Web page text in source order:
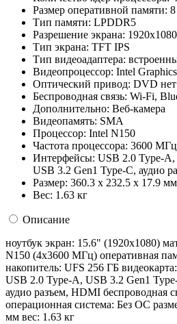
Размер оперативной памяти:
Тип памяти: LPDDR5
Разрешение экрана: 1920x1080
Тип экрана: TFT IPS
Тип видеоадаптера:
Видеопроцессор: Intel Graphics
Оптический привод: DVD нет
Беспроводная связь: Wi-Fi,
Дополнительно: Веб-камера
Видеопамять: SMA
Процессор: Intel N150
Частота процессора: 3600 МГц
Интерфейсы: USB 2.0 Type-
USB 3.2 Gen1 Type-C, аудио
Размер: 360.3 x 232.5 x 17.9 мм
Вес: 1.63 кг
Описание
ноутбук экран: 15.6" (1920x1080)
N150 (4x3600 МГц) оперативная
накопитель: UFS 256 ГБ
USB 2.0 Type-A, USB 3.2 Gen1
аудио разъем, HDMI беспроводная
операционная система: Без ОС
мм вес: 1.63 кг